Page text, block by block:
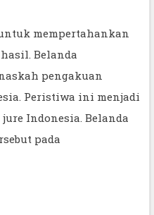
mempertahankan
Belanda
pengakuan
Peristiwa ini menjadi
Indonesia. Belanda
pada